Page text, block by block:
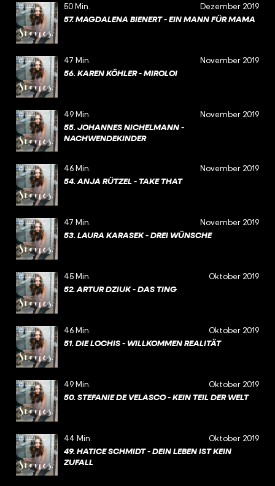
50 Min. Dezember 2019
57. MAGDALENA BIENERT - EIN MANN FÜR MAMA
47 Min. November 2019
56. KAREN KÖHLER - MIROLOI
49 Min. November 2019
55. JOHANNES NICHELMANN -
NACHWENDEKINDER
46 Min. November 2019
54. ANJA RÜTZEL - TAKE THAT
47 Min. November 2019
53. LAURA KARASEK - DREI WÜNSCHE
45 Min. Oktober 2019
52. ARTUR DZIUK - DAS TING
46 Min. Oktober 2019
51. DIE LOCHIS - WILLKOMMEN REALITÄT
49 Min. Oktober 2019
50. STEFANIE DE VELASCO - KEIN TEIL DER WELT
44 Min. Oktober 2019
49. HATICE SCHMIDT - DEIN LEBEN IST KEIN
ZUFALL